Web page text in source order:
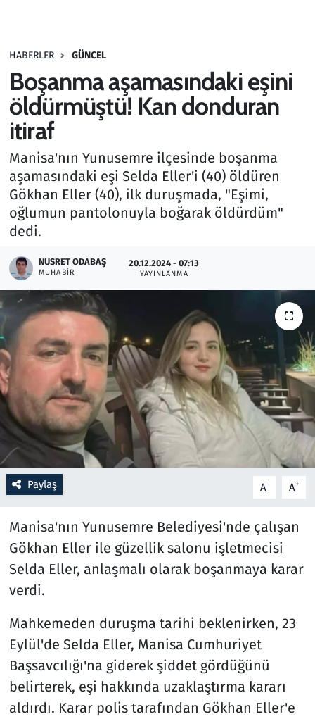
HABERLER GÜNCEL
Boşanma aşamasındaki eşini
öldürmüştü! Kan donduran
itiraf
Manisa'nın Yunusemre ilçesinde boşanma
aşamasındaki eşi Selda Eller'i (40) öldüren
Gökhan Eller (40), ilk duruşmada, "Eşimi,
oğlumun pantolonuyla boğarak öldürdüm"
dedi.
NUSRET ODABAŞ
MUHABIR
20.12.2024 - 07:13
YAYINLANMA
Paylaş A- A+
Manisa'nın Yunusemre Belediyesi'nde çalışan
Gökhan Eller ile güzellik salonu işletmecisi
Selda Eller, anlaşmalı olarak boşanmaya karar
verdi.
Mahkemeden duruşma tarihi beklenirken, 23
Eylül'de Selda Eller, Manisa Cumhuriyet
Başsavcılığı'na giderek şiddet gördüğünü
belirterek, eşi hakkında uzaklaştırma kararı
aldırdı. Karar polis tarafından Gökhan Eller'e
Haber
Kültür Sanat
Kurumsal Haberler
Lezzet Durağı
Memur ve Kamu
Otomobil
Oyun
Ramazan
Resmi İlanlar
Rüya Tabirleri
Sağlık
Savunma Sanayi
Seçim 2023
Spor
Teknoloji ve Bilim
Televizyon